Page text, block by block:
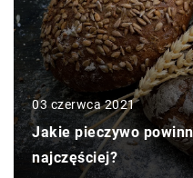
03 czerwca 2021
Jakie pieczywo
najczęściej?